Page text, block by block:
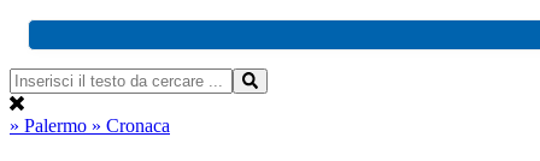
» Palermo » Cronaca